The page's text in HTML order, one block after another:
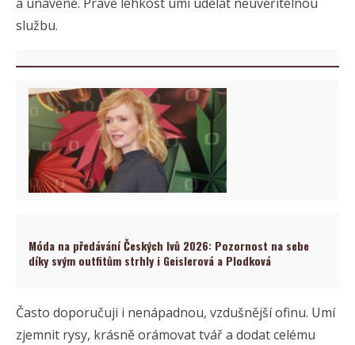
službu.
Móda na předávání Českých lvů 2026: Pozornost na sebe
díky svým outfitům strhly i Geislerová a Plodková
Často doporučuji i nenápadnou, vzdušnější ofinu. Umí
zjemnit rysy, krásně orámovat tvář a dodat celému